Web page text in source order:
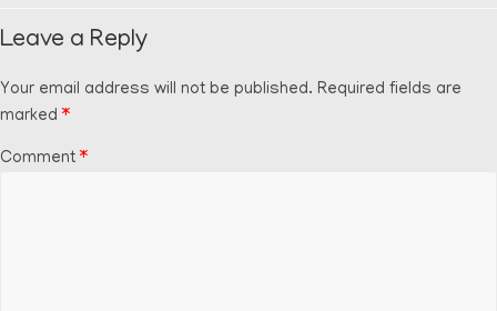
Leave a Reply
Your email address will not be published. Required fields are
marked *
Comment *